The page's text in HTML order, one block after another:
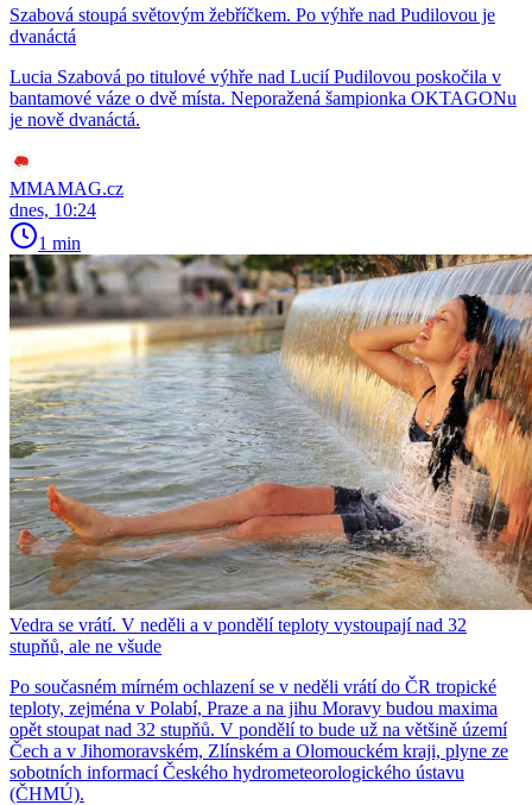
Szabová stoupá světovým žebříčkem. Po výhře nad Pudilovou je
dvanáctá
Lucia Szabová po titulové výhře nad Lucií Pudilovou poskočila v
bantamové váze o dvě místa. Neporažená šampionka OKTAGONu
je nově dvanáctá.
MMAMAG.cz
dnes, 10:24
1 min
Vedra se vrátí. V neděli a v pondělí teploty vystoupají nad 32
stupňů, ale ne všude
Po současném mírném ochlazení se v neděli vrátí do ČR tropické
teploty, zejména v Polabí, Praze a na jihu Moravy budou maxima
opět stoupat nad 32 stupňů. V pondělí to bude už na většině území
Čech a v Jihomoravském, Zlínském a Olomouckém kraji, plyne ze
sobotních informací Českého hydrometeorologického ústavu
(ČHMÚ).